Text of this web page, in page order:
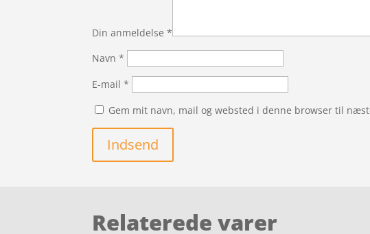
Din anmeldelse*
Navn*
E-mail*
Gem mit navn, mail og websted i denne browser til
Indsend
Relaterede varer